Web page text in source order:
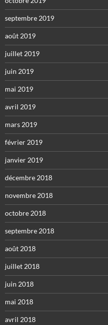
septembre 2019
août 2019
juillet 2019
juin 2019
mai 2019
avril 2019
mars 2019
février 2019
janvier 2019
décembre 2018
novembre 2018
octobre 2018
septembre 2018
août 2018
juillet 2018
juin 2018
mai 2018
avril 2018